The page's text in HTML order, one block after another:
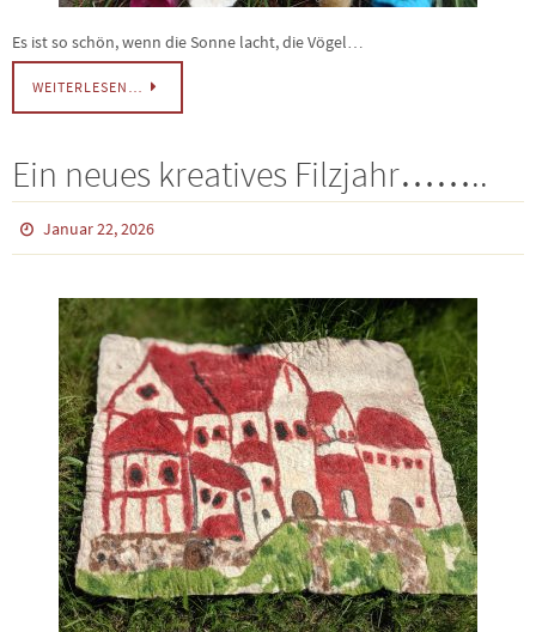
Es ist so schön, wenn die Sonne lacht, die Vögel…
WEITERLESEN…
Ein neues kreatives Filzjahr……..
Januar 22, 2026